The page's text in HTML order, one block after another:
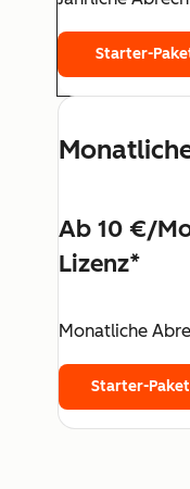
Starter-
Ab 10 €/
Lizenz*
Monatliche
Starter-